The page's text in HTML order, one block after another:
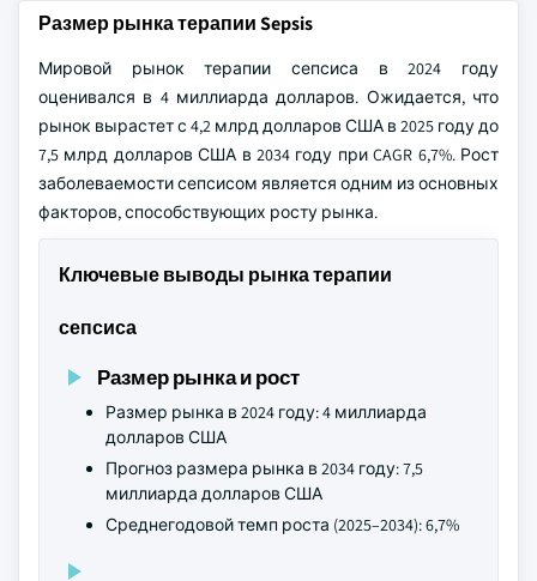
Размер рынка терапии Sepsis
Мировой рынок терапии сепсиса в 2024 году
оценивался в 4 миллиарда долларов. Ожидается, что
рынок вырастет с 4,2 млрд долларов США в 2025 году до
7,5 млрд долларов США в 2034 году при CAGR 6,7%. Рост
заболеваемости сепсисом является одним из основных
факторов, способствующих росту рынка.
Ключевые выводы рынка терапии
сепсиса
Размер рынка и рост
Размер рынка в 2024 году: 4 миллиарда
долларов США
Прогноз размера рынка в 2034 году: 7,5
миллиарда долларов США
Среднегодовой темп роста (2025–2034): 6,7%